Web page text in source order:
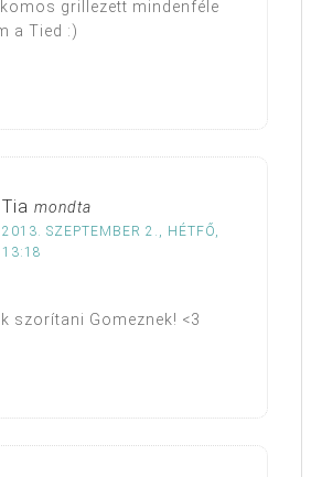
grillezett mindenféle
a Tied :)
Tia mondta
2013. SZEPTEMBER 2., HÉTFŐ,
13:18
szorítani Gomeznek! <3